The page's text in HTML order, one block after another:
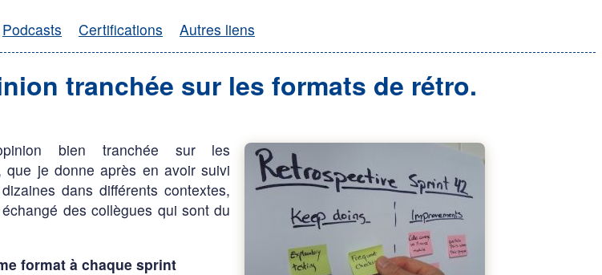
Podcasts Certifications Autres liens
tranchée sur les formats de rétro.
bien tranchée sur les
que je donne après en avoir suivi
dans différents contextes,
des collègues qui sont du
format à chaque sprint